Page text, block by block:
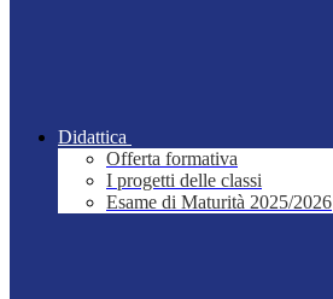
Didattica
Offerta formativa
I progetti delle classi
Esame di Maturità 2025/2026